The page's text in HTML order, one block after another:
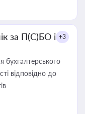
за П(С)БО і +3
бухгалтерського
відповідно до